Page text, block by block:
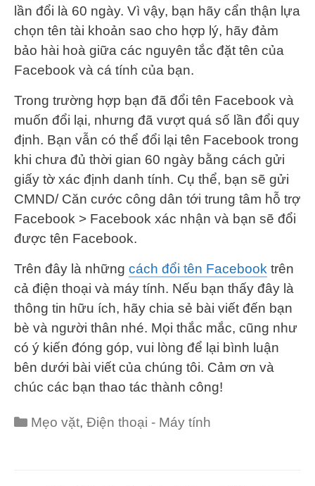
lần đổi là 60 ngày. Vì vậy, bạn hãy cẩn thận lựa
chọn tên tài khoản sao cho hợp lý, hãy đảm
bảo hài hoà giữa các nguyên tắc đặt tên của
Facebook và cá tính của bạn.
Trong trường hợp bạn đã đổi tên Facebook và
muốn đổi lại, nhưng đã vượt quá số lần đổi quy
định. Bạn vẫn có thể đổi lại tên Facebook trong
khi chưa đủ thời gian 60 ngày bằng cách gửi
giấy tờ xác định danh tính. Cụ thể, bạn sẽ gửi
CMND/ Căn cước công dân tới trung tâm hỗ trợ
Facebook > Facebook xác nhận và bạn sẽ đổi
được tên Facebook.
Trên đây là những cách đổi tên Facebook trên
cả điện thoại và máy tính. Nếu bạn thấy đây là
thông tin hữu ích, hãy chia sẻ bài viết đến bạn
bè và người thân nhé. Mọi thắc mắc, cũng như
có ý kiến đóng góp, vui lòng để lại bình luận
bên dưới bài viết của chúng tôi. Cảm ơn và
chúc các bạn thao tác thành công!
Categories
Mẹo vặt,Điện thoại - Máy tính